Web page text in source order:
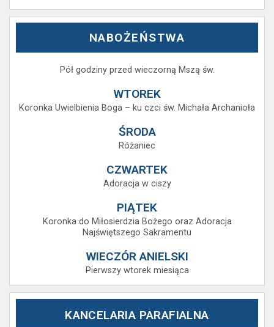
NABOŻEŃSTWA
Pół godziny przed wieczorną Mszą św.
WTOREK
Koronka Uwielbienia Boga – ku czci św. Michała Archanioła
ŚRODA
Różaniec
CZWARTEK
Adoracja w ciszy
PIĄTEK
Koronka do Miłosierdzia Bożego oraz Adoracja
Najświętszego Sakramentu
WIECZÓR ANIELSKI
Pierwszy wtorek miesiąca
KANCELARIA PARAFIALNA